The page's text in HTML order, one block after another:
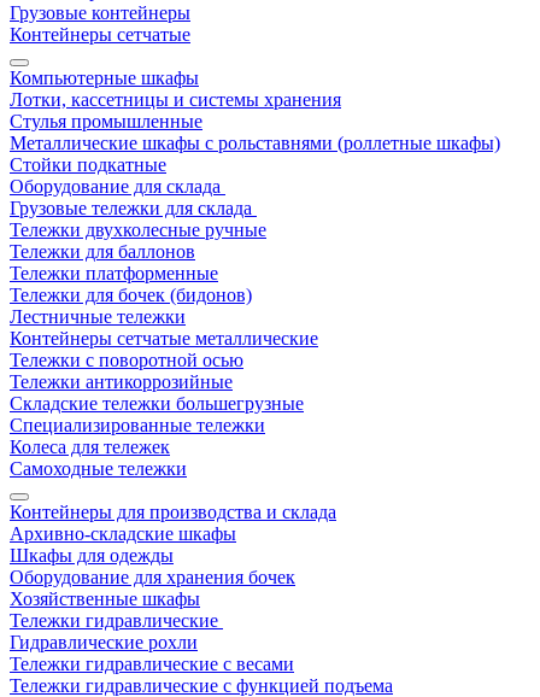
Грузовые контейнеры
Контейнеры сетчатые
Компьютерные шкафы
Лотки, кассетницы и системы хранения
Стулья промышленные
Металлические шкафы с рольставнями (роллетные шкафы)
Стойки подкатные
Оборудование для склада
Грузовые тележки для склада
Тележки двухколесные ручные
Тележки для баллонов
Тележки платформенные
Тележки для бочек (бидонов)
Лестничные тележки
Контейнеры сетчатые металлические
Тележки с поворотной осью
Тележки антикоррозийные
Складские тележки большегрузные
Специализированные тележки
Колеса для тележек
Самоходные тележки
Контейнеры для производства и склада
Архивно-складские шкафы
Шкафы для одежды
Оборудование для хранения бочек
Хозяйственные шкафы
Тележки гидравлические
Гидравлические рохли
Тележки гидравлические с весами
Тележки гидравлические с функцией подъема